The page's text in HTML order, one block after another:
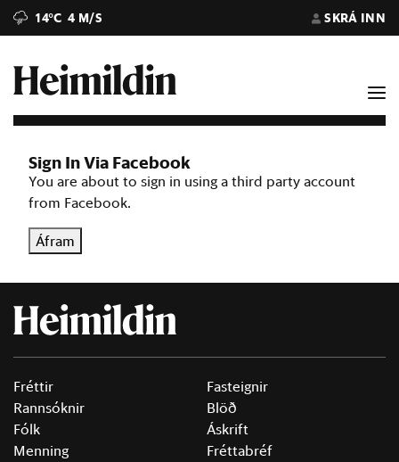
14°C 4 M/S SKRÁ INN
Sign In Via Facebook
You are about to sign in using a third party account
from Facebook.
Áfram
Fréttir
Rannsóknir
Fólk
Menning
Fasteignir
Blöð
Áskrift
Fréttabréf